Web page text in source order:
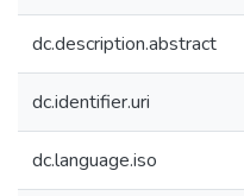
dc.description.abstract
dc.identifier.uri
dc.language.iso